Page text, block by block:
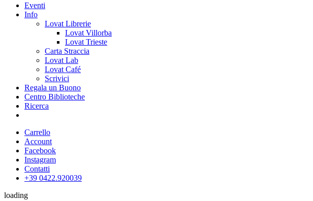
Eventi
Info
Lovat Librerie
Lovat Villorba
Lovat Trieste
Carta Straccia
Lovat Lab
Lovat Café
Scrivici
Regala un Buono
Centro Biblioteche
Ricerca
Carrello
Account
Facebook
Instagram
Contatti
+39 0422.920039
loading